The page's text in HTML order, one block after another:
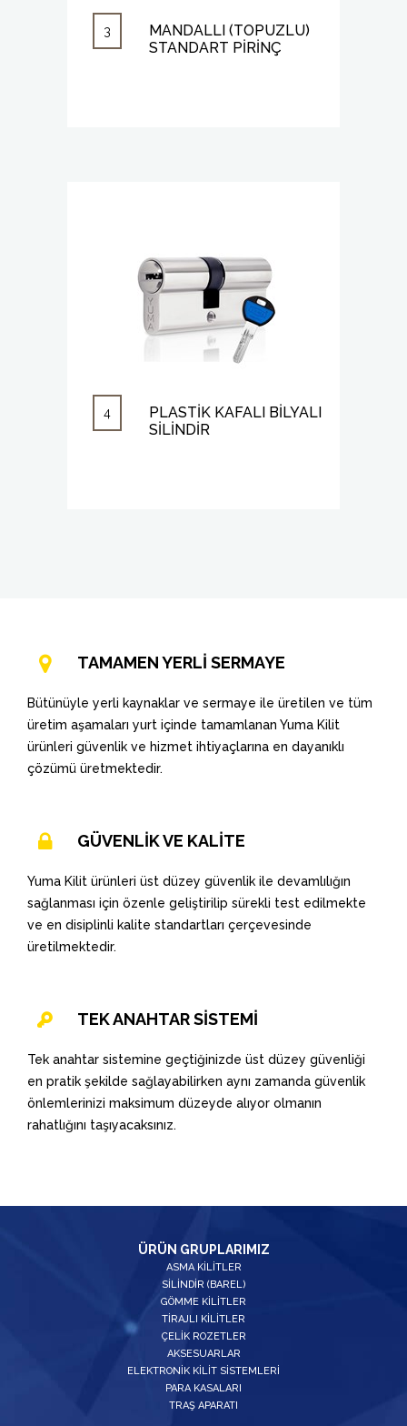
3
MANDALLI (TOPUZLU)
STANDART PİRİNÇ
4
PLASTİK KAFALI BİLYALI
SİLİNDİR
TAMAMEN YERLİ SERMAYE
Bütünüyle yerli kaynaklar ve sermaye ile üretilen ve tüm
üretim aşamaları yurt içinde tamamlanan Yuma Kilit
ürünleri güvenlik ve hizmet ihtiyaçlarına en dayanıklı
çözümü üretmektedir.
GÜVENLİK VE KALİTE
Yuma Kilit ürünleri üst düzey güvenlik ile devamlılığın
sağlanması için özenle geliştirilip sürekli test edilmekte
ve en disiplinli kalite standartları çerçevesinde
üretilmektedir.
TEK ANAHTAR SİSTEMİ
Tek anahtar sistemine geçtiğinizde üst düzey güvenliği
en pratik şekilde sağlayabilirken aynı zamanda güvenlik
önlemlerinizi maksimum düzeyde alıyor olmanın
rahatlığını taşıyacaksınız.
ÜRÜN GRUPLARIMIZ
ASMA KİLİTLER
SİLİNDİR (BAREL)
GÖMME KİLİTLER
TİRAJLI KİLİTLER
ÇELİK ROZETLER
AKSESUARLAR
ELEKTRONİK KİLİT SİSTEMLERİ
PARA KASALARI
TRAŞ APARATI